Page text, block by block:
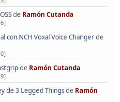
de Ramón Cutanda
con NCH Voxal Voice Changerde
de Ramón Cutanda
de 3 Legged Thingsde Ramón